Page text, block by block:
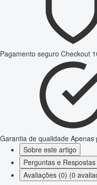
Pagamento seguro Checkout
Garantia de qualidade Apenas
Sobre este artigo
Perguntas e Respostas
Avaliações (0) (0